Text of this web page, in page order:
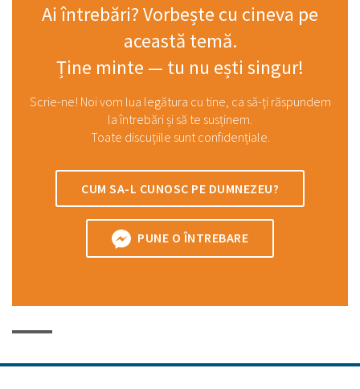
Ai întrebări? Vorbește cu cineva pe
această temă.
Ține minte — tu nu ești singur!
Scrie-ne! Noi vom lua legătura cu tine, ca să-ți răspundem
la întrebări și să te susținem.
Toate discuțiile sunt confidențiale.
CUM SA-L CUNOSC PE DUMNEZEU?
PUNE O ÎNTREBARE